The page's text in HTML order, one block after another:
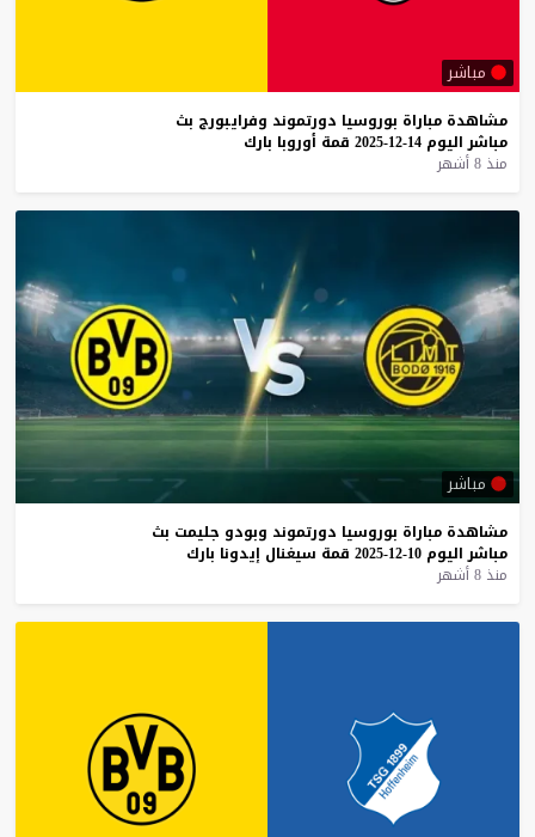
مباشر
مشاهدة مباراة بوروسيا دورتموند وفرايبورج بث
مباشر اليوم 14-12-2025 قمة أوروبا بارك
منذ 8 أشهر
مباشر
مشاهدة مباراة بوروسيا دورتموند وبودو جليمت بث
مباشر اليوم 10-12-2025 قمة سيغنال إيدونا بارك
منذ 8 أشهر